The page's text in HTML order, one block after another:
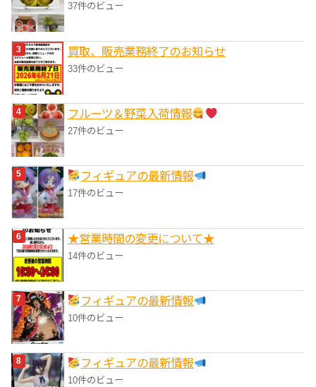
37件のビュー
買取、販売業務終了のお知らせ
33件のビュー
フルーツ＆野菜入荷情報
27件のビュー
フィギュアの最新情報
17件のビュー
★営業時間の変更について★
14件のビュー
フィギュアの最新情報
10件のビュー
フィギュアの最新情報
10件のビュー